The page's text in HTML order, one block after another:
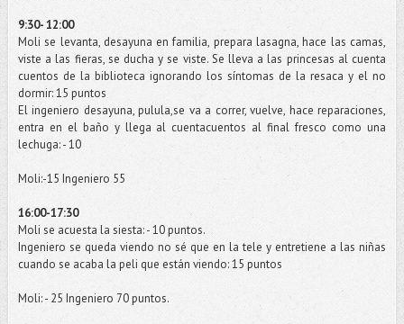
9:30- 12:00
Moli se levanta, desayuna en familia, preparalasagna, hace las camas,
viste a las fieras, se ducha y se viste. Se lleva a las princesas al cuenta
cuentos de la biblioteca ignorando los síntomas de la resaca y el no
dormir: 15 puntos
El ingeniero desayuna, pulula,se va a correr, vuelve, hace reparaciones,
entra en el baño y llega alcuentacuentos al final fresco como una
lechuga: - 10
Moli:-15 Ingeniero 55
16:00-17:30
Moli se acuesta la siesta: - 10 puntos.
Ingeniero se queda viendo no sé que en latele y entretiene a las niñas
cuando se acaba la peli que están viendo: 15 puntos
Moli: - 25 Ingeniero 70 puntos.